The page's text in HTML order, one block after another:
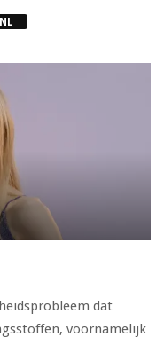
dat
voornamelijk